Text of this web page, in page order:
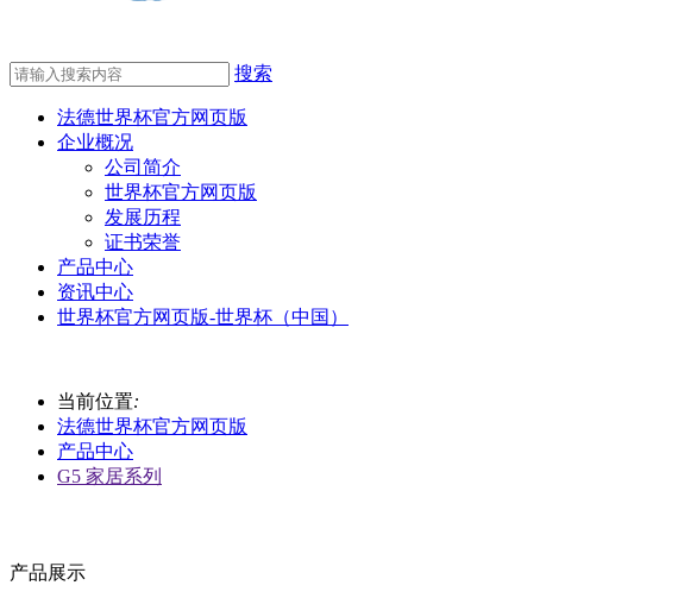
搜索
法德世界杯官方网页版
企业概况
公司简介
世界杯官方网页版
发展历程
证书荣誉
产品中心
资讯中心
世界杯官方网页版-世界杯（中国）
当前位置:
法德世界杯官方网页版
产品中心
G5 家居系列
产品展示